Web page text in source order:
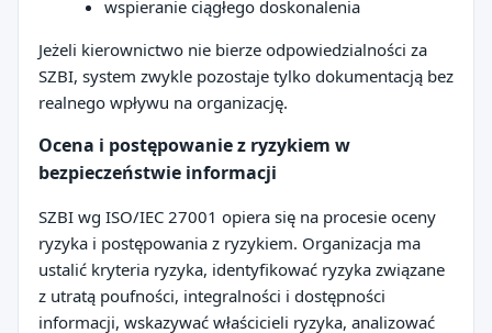
wspieranie ciągłego doskonalenia
Jeżeli kierownictwo nie bierze odpowiedzialności za
SZBI, system zwykle pozostaje tylko dokumentacją bez
realnego wpływu na organizację.
Ocena i postępowanie z ryzykiem w
bezpieczeństwie informacji
SZBI wg ISO/IEC 27001 opiera się na procesie oceny
ryzyka i postępowania z ryzykiem. Organizacja ma
ustalić kryteria ryzyka, identyfikować ryzyka związane
z utratą poufności, integralności i dostępności
informacji, wskazywać właścicieli ryzyka, analizować